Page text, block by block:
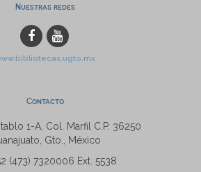
Nuestras redes
Contacto
1-A, Col. Marfil C.P. 36250
Gto., México
(473) 7320006 Ext. 5538